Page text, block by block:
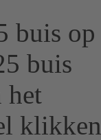
buis